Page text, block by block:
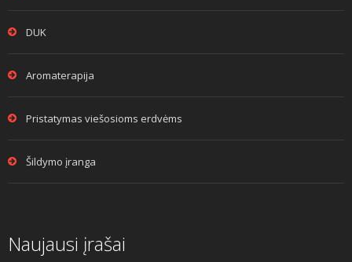
DUK
Aromaterapija
Pristatymas viešosioms erdvėms
Šildymo įranga
Naujausi įrašai